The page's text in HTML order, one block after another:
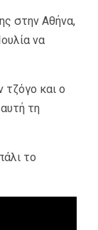
στην Αθήνα,
να
τζόγο και ο
τη
το